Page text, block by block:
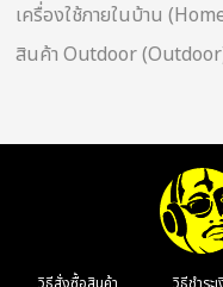
เครื่องใช้ภายในบ้าน
สินค้า Outdoor